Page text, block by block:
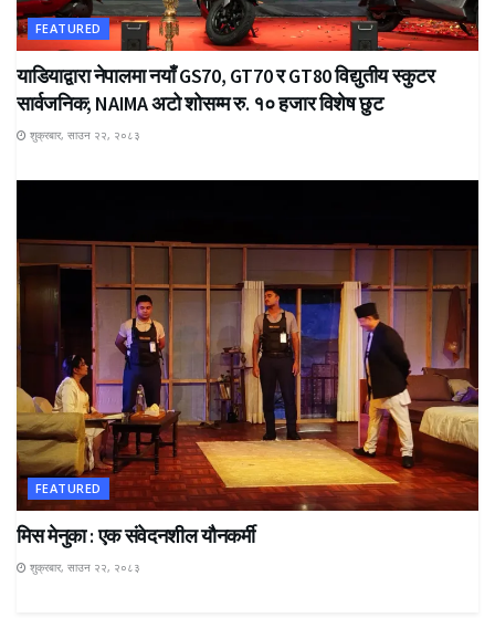
FEATURED
याडियाद्वारा नेपालमा नयाँ GS70, GT70 र GT80 विद्युतीय स्कुटर
सार्वजनिक; NAIMA अटो शोसम्म रु. १० हजार विशेष छुट
शुक्रबार, साउन २२, २०८३
FEATURED
मिस मेनुका : एक संवेदनशील यौनकर्मी
शुक्रबार, साउन २२, २०८३